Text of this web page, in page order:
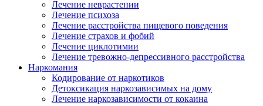
Лечение неврастении
Лечение психоза
Лечение расстройства пищевого поведения
Лечение страхов и фобий
Лечение циклотимии
Лечение тревожно-депрессивного расстройства
Наркомания
Кодирование от наркотиков
Детоксикация наркозависимых на дому
Лечение наркозависимости от кокаина